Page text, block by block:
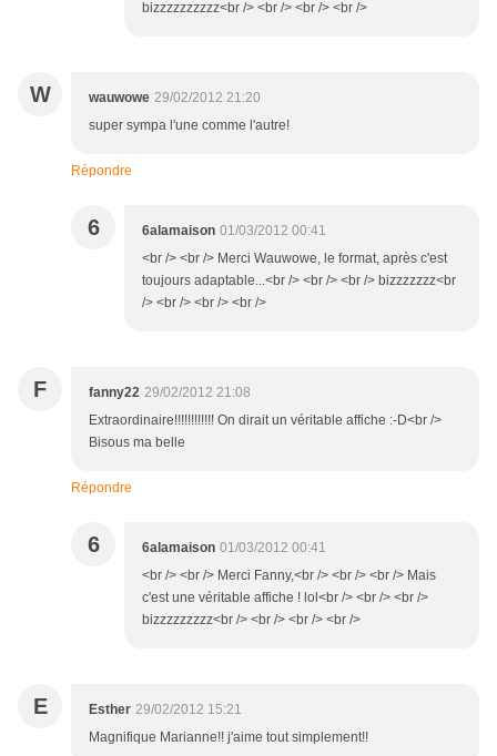
bizzzzzzzzzz<br /> <br /> <br /> <br />
W wauwowe 29/02/2012 21:20
super sympa l'une comme l'autre!
Répondre
6 6alamaison 01/03/2012 00:41
<br /> <br /> Merci Wauwowe, le format, après c'est
toujours adaptable...<br /> <br /> <br /> bizzzzzzz<br
/> <br /> <br /> <br />
F fanny22 29/02/2012 21:08
Extraordinaire!!!!!!!!!!!! On dirait un véritable affiche :-D<br />
Bisous ma belle
Répondre
6 6alamaison 01/03/2012 00:41
<br /> <br /> Merci Fanny,<br /> <br /> <br /> Mais
c'est une véritable affiche ! lol<br /> <br /> <br />
bizzzzzzzzz<br /> <br /> <br /> <br />
E Esther 29/02/2012 15:21
Magnifique Marianne!! j'aime tout simplement!!